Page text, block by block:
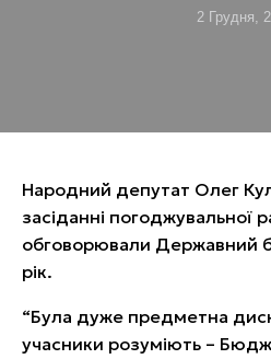
2 Грудня,
Народний депутат Олег
засіданні погоджувальної
обговорювали Державний
рік.
“Була дуже предметна
учасники розуміють –